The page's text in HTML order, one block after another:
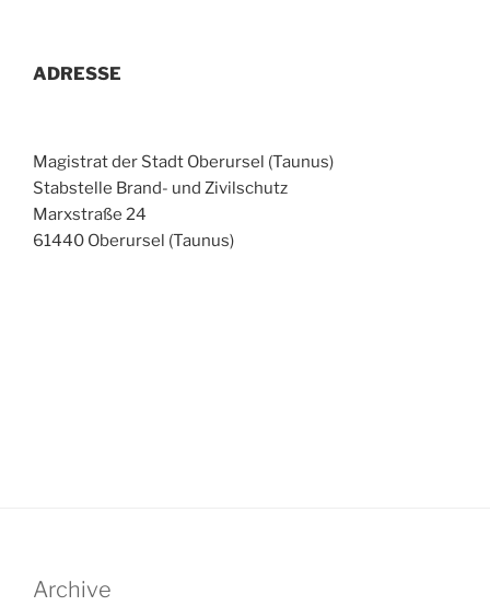
ADRESSE
Magistrat der Stadt Oberursel (Taunus)
Stabstelle Brand- und Zivilschutz
Marxstraße 24
61440 Oberursel (Taunus)
Archive